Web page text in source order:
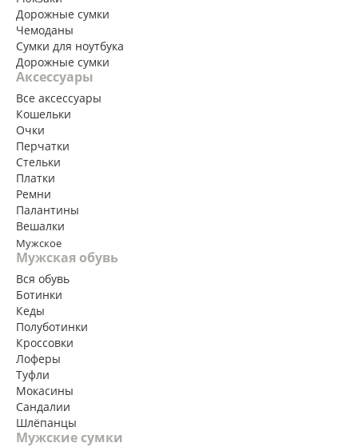
Дорожные сумки
Чемоданы
Сумки для ноутбука
Дорожные сумки
Аксессуары
Все аксессуары
Кошельки
Очки
Перчатки
Стельки
Платки
Ремни
Палантины
Вешалки
Мужское
Мужская обувь
Вся обувь
Ботинки
Кеды
Полуботинки
Кроссовки
Лоферы
Туфли
Мокасины
Сандалии
Шлёпанцы
Мужские сумки